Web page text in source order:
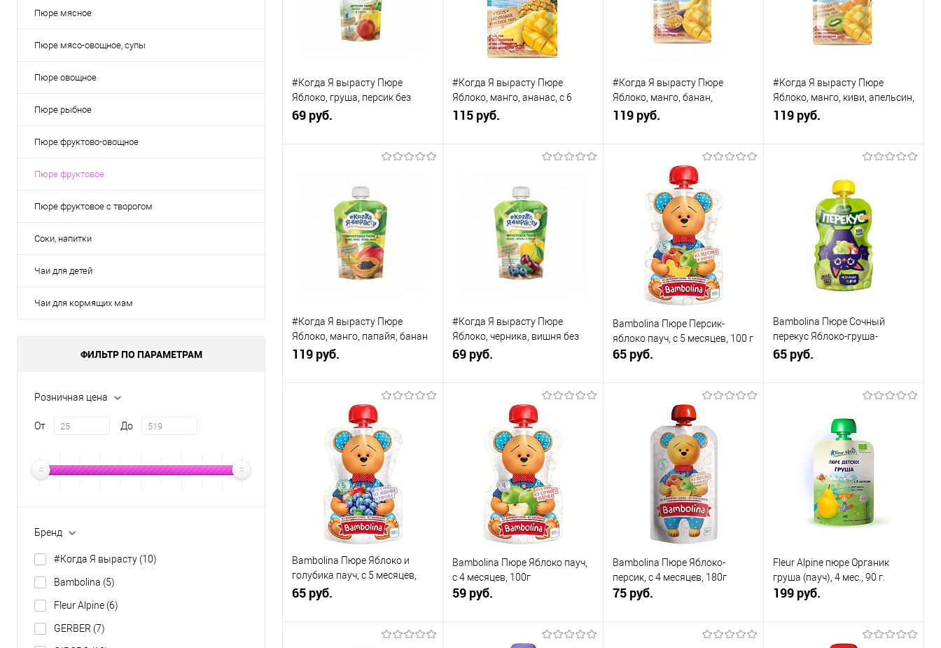
Пюре мясное
Пюре мясо-овощное, супы
Пюре овощное
Пюре рыбное
Пюре фруктово-овощное
Пюре фруктовое
Пюре фруктовое с творогом
Соки, напитки
Чаи для детей
Чаи для кормящих мам
ФИЛЬТР ПО ПАРАМЕТРАМ
Розничная цена
От До
Бренд
#Когда Я вырасту (10)
Bambolina (5)
Fleur Alpine (6)
GERBER (7)
В избранное
В избранное
В наличии
В избранное
В наличии
В избранное
В наличии
#Когда Я вырасту Пюре
Яблоко, груша, персик без
сахара, с 5 мес., 90 г
69 руб.
Купить в 1
К
сравнению
В избранное
#Когда Я вырасту Пюре
Яблоко, манго, ананас, с 6
мес., 180 г
115 руб.
Купить в 1
К
сравнению
В избранное
#Когда Я вырасту Пюре
Яблоко, манго, банан,
маракуйя, с 8 мес. 180 г
119 руб.
В корзину
Купить в 1
К
сравнению
В избранное
В наличии
#Когда Я вырасту Пюре
Яблоко, манго, киви, апельсин,
с 8 мес. 180 г
119 руб.
Купить в 1
К
сравнению
В избранное
В наличии
#Когда Я вырасту Пюре
Яблоко, манго, папайя, банан
с 7 мес., 220 г
119 руб.
В корзину
Купить в 1
К
сравнению
В избранное
В наличии
#Когда Я вырасту Пюре
Яблоко, черника, вишня без
сахара с 5 мес., 90 г
69 руб.
В корзину
Купить в 1
К
сравнению
В избранное
В наличии
Bambolina Пюре Персик-
яблоко пауч, с 5 месяцев, 100 г
65 руб.
В корзину
Купить в 1
К
сравнению
В избранное
В наличии
Bambolina Пюре Сочный
перекус Яблоко-груша-
виноград пауч, с 5 месяцев,
65 руб.
Купить в 1
К
сравнению
В избранное
В наличии
Bambolina Пюре Яблоко и
голубика пауч, с 5 месяцев,
100г
65 руб.
Bambolina Пюре Яблоко пауч,
с 4 месяцев, 100г
59 руб.
Bambolina Пюре Яблоко-
персик, с 4 месяцев, 180г
75 руб.
Fleur Alpine пюре Органик
груша (пауч), 4 мес., 90 г.
199 руб.